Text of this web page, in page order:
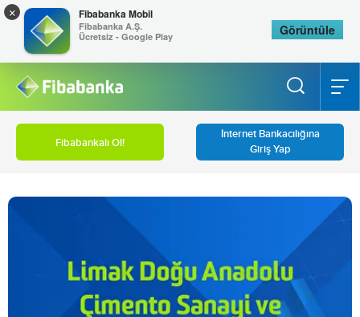
Fibabankalı Ol!
İnternet Bankacılığına
Giriş Yap
× Fibabanka Mobil
Fibabanka A.Ş.
Ücretsiz - Google Play
Görüntüle